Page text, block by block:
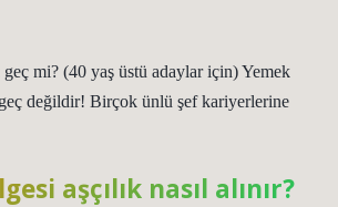
geç mi? (40 yaş üstü adaylar için) Yemek
değildir! Birçok ünlü şef kariyerlerine
aşçılık nasıl alınır?